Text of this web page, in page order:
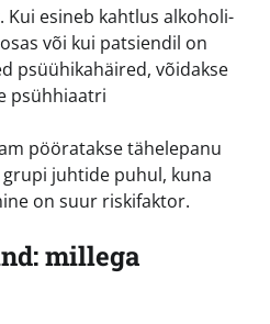
esineb kahtlus alkoholi-
või kui patsiendil on
psüühikahäired, võidakse
psühhiaatri
pööratakse tähelepanu
juhtide puhul, kuna
on suur riskifaktor.
millega